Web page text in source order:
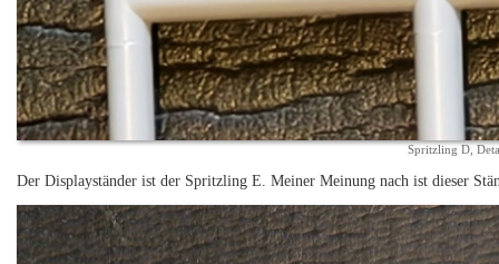
Spritzling D,
Der Displayständer ist der Spritzling E. Meiner Meinung nach ist dieser